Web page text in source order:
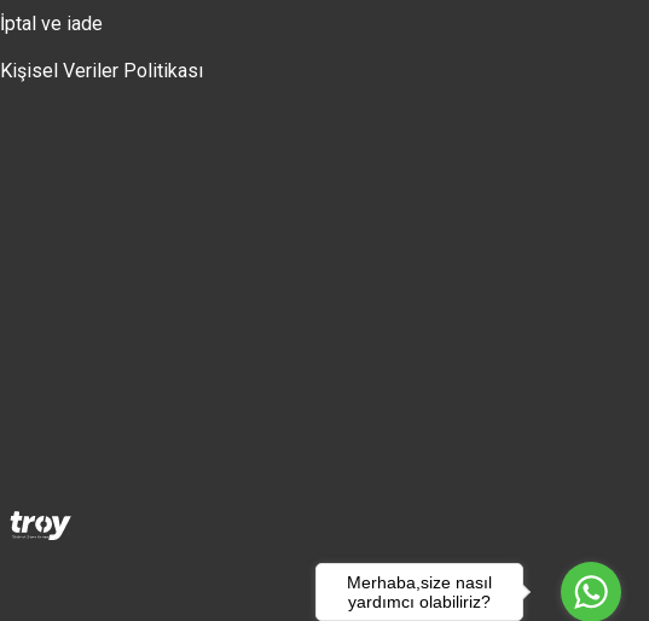
İptal ve iade
Kişisel Veriler Politikası
Merhaba,size nasıl
yardımcı olabiliriz?